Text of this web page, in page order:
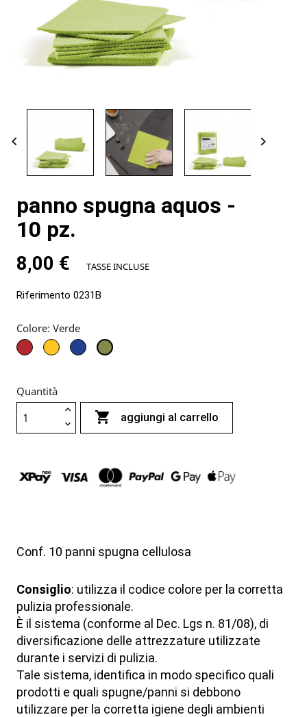
 
panno spugna aquos -
10 pz.
8,00 € TASSE INCLUSE
Riferimento 0231B
Colore: Verde
RossoGialloBlu Verde
Quantità
 aggiungi al carrello
Conf. 10 panni spugna cellulosa
Consiglio: utilizza il codice colore per la corretta
pulizia professionale.
È il sistema (conforme al Dec. Lgs n. 81/08), di
diversificazione delle attrezzature utilizzate
durante i servizi di pulizia.
Tale sistema, identifica in modo specifico quali
prodotti e quali spugne/panni si debbono
utilizzare per la corretta igiene degli ambienti